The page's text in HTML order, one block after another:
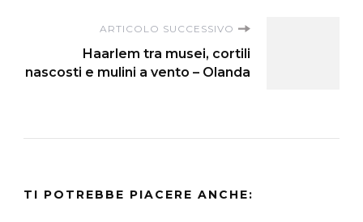
ARTICOLO SUCCESSIVO
Haarlem tra musei, cortili
nascosti e mulini a vento – Olanda
TI POTREBBE PIACERE ANCHE: